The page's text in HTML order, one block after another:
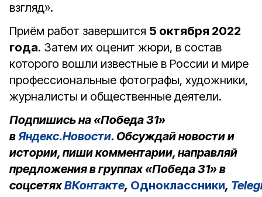
взгляд».
Приём работ завершится 5 октября 2022
года. Затем их оценит жюри, в состав
которого вошли известные в России и мире
профессиональные фотографы, художники,
журналисты и общественные деятели.
Подпишись на «Победа 31»
вЯндекс.Новости. Обсуждай новости и
истории, пиши комментарии, направляй
предложения в группах «Победа 31» в
соцсетяхВКонтакте, Одноклассники,